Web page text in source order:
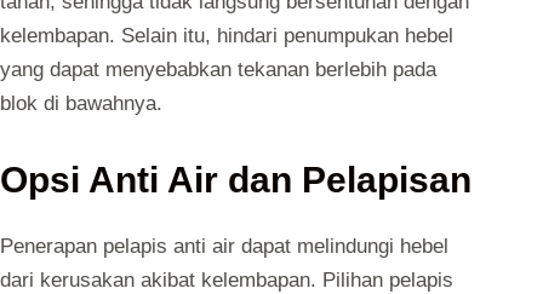
kelembapan. Selain itu, hindari penumpukan hebel
yang dapat menyebabkan tekanan berlebih pada
blok di bawahnya.
Opsi Anti Air dan Pelapisan
Penerapan pelapis anti air dapat melindungi hebel
dari kerusakan akibat kelembapan. Pilihan pelapis